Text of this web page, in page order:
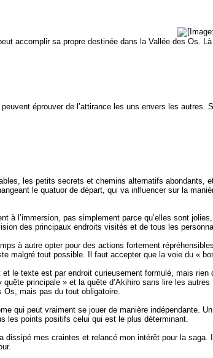
accomplir sa propre destinée dans la Vallée des Os.
peuvent éprouver de l’attirance les uns envers les
les petits secrets et chemins alternatifs
le quatuor de départ, qui va influencer sur la
à l’immersion, pas simplement parce qu’elles sont
des principaux endroits visités et de tous les
à autre opter pour des actions fortement
malgré tout possible. Il faut accepter que la voie du «
le texte est par endroit curieusement formulé, mais
quête principale » et la quête d’Akihiro sans lire les
Os, mais pas du tout obligatoire.
qui peut vraiment se jouer de manière indépendante.
les points positifs celui qui est le plus déterminant.
dissipé mes craintes et relancé mon intérêt pour la